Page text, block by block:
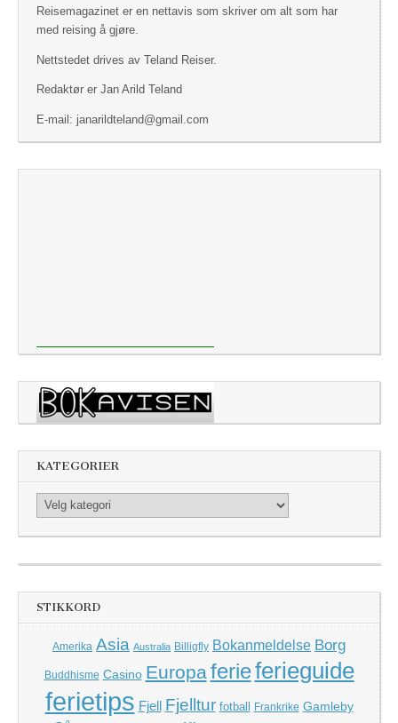
Reisemagazinet er en nettavis som skriver om alt som har
med reising å gjøre.
Nettstedet drives av Teland Reiser.
Redaktør er Jan Arild Teland
E-mail: janarildteland@gmail.com
KATEGORIER
Kategorier
STIKKORD
Amerika Asia Australia Billigfly Bokanmeldelse Borg
Buddhisme Casino Europa ferieferieguide
ferietips Fjell Fjelltur fotball Frankrike Gamleby